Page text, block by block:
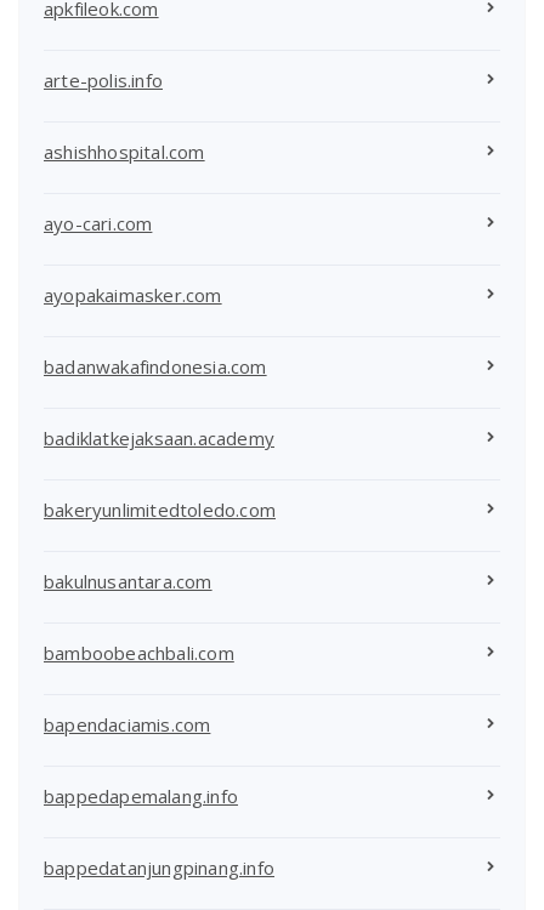
apkfileok.com
arte-polis.info
ashishhospital.com
ayo-cari.com
ayopakaimasker.com
badanwakafindonesia.com
badiklatkejaksaan.academy
bakeryunlimitedtoledo.com
bakulnusantara.com
bamboobeachbali.com
bapendaciamis.com
bappedapemalang.info
bappedatanjungpinang.info